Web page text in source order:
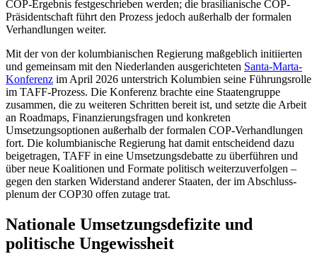
COP-Ergebnis festgeschrieben werden; die brasilianische COP-
Präsident­schaft führt den Prozess jedoch außerhalb der formalen
Verhandlungen weiter.
Mit der von der kolumbianischen Regierung maßgeblich initiierten
und gemeinsam mit den Niederlanden ausgerichteten Santa-Marta-
Konferenz im April 2026 unter­strich Kolumbien seine Führungsrolle
im TAFF-Prozess. Die Konferenz brachte eine Staatengruppe
zusammen, die zu weiteren Schritten bereit ist, und setzte die Arbeit
an Roadmaps, Finanzierungsfragen und kon­kreten
Umsetzungsoptionen außerhalb der formalen COP-Verhand­lungen
fort. Die kolumbianische Regierung hat damit ent­scheidend dazu
beigetragen, TAFF in eine Umsetzungsdebatte zu über­führen und
über neue Koalitionen und Formate poli­tisch wei­ter­zuverfolgen –
gegen den star­ken Wi­der­stand anderer Staaten, der im Abschluss­
plenum der COP30 offen zutage trat.
Nationale Umsetzungsdefizite und
politische Ungewissheit